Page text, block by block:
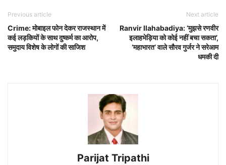
Previous article
Crime: मोबाइल फोन देकर राजस्थान में
कई लड़कियों के साथ दुष्कर्म का आरोप,
समुदाय विशेष के लोगों की साजिश
Next article
Ranvir Ilahabadiya: ‘मुझसे रणवीर
इलाहभेड़िया को कोई नहीं बचा सकता’,
‘महाभारत’ वाले सौरव गुर्जर ने सरेआम
धमकी दी
Parijat Tripathi